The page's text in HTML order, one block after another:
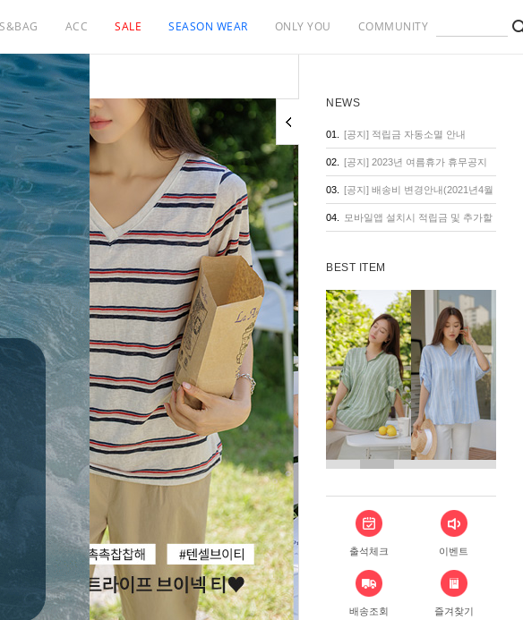
ACC SALE SEASON WEAR ONLY YOU COMMUNITY
NEWS
01. [공지] 적립금 자동소멸 안내
02. [공지] 2023년 여름휴가 휴무공지
03. [공지] 배송비 변경안내(2021년4월
1일 기준)
04. 모바일앱 설치시 적립금 및 추가할
BEST ITEM
출석체크 이벤트
배송조회 즐겨찾기